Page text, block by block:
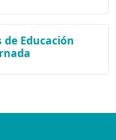
Educación